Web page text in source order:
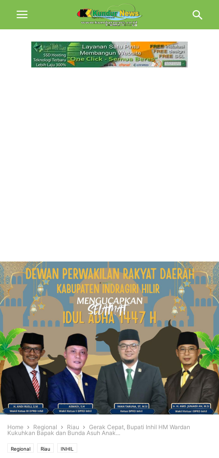
Home Regional Riau
Gerak Cepat, Bupati Inhil HM Wardan
Kukuhkan Bapak dan Bunda Asuh Anak...
Regional Riau INHIL